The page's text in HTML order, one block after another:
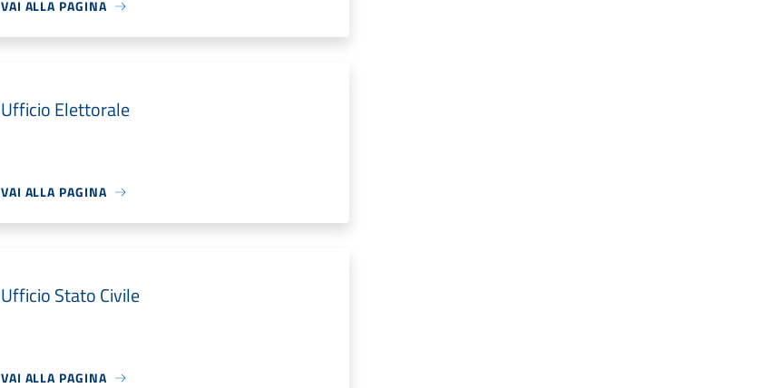
VAI ALLA PAGINA
Ufficio Elettorale
VAI ALLA PAGINA
Ufficio Stato Civile
VAI ALLA PAGINA